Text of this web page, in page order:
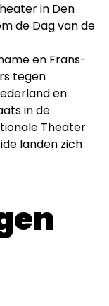
in Den
de Dag van de
en Frans-
tegen
en
in de
Theater
landen zich